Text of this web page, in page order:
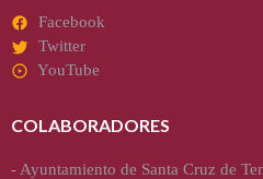
Facebook
Twitter
YouTube
COLABORADORES
- Ayuntamiento de Santa Cruz de